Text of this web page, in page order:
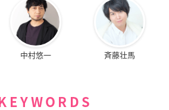
中村悠一 斉藤壮馬
KEYWORDS